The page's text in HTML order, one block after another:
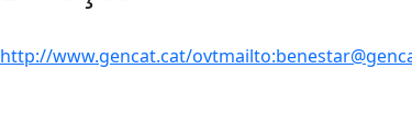
http://www.gencat.cat/